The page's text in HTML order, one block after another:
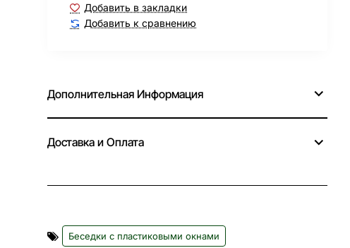
Добавить в закладки
Добавить к сравнению
Дополнительная Информация
Доставка и Оплата
Беседки с пластиковыми окнами